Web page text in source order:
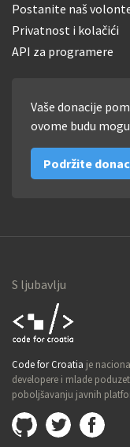
Postanite naš
Privatnost i kolačići
API za programere
Vaše donacije
ovome budu
Podržite
S ljubavlju
Croatia
Code for Croatia je
developere i mlade
poboljšavanju javnih